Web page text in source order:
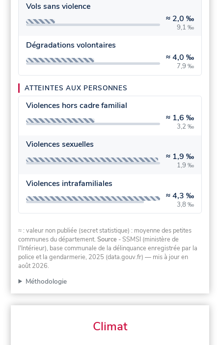
Vols sans violence
≈ 2,0 ‰
9,1 ‰
Dégradations volontaires
≈4,0 ‰
7,9 ‰
ATTEINTES AUX PERSONNES
Violences hors cadre familial
≈ 1,6 ‰
3,2 ‰
Violences sexuelles
≈ 1,9 ‰
1,9 ‰
Violences intrafamiliales
≈4,3 ‰
3,8 ‰
≈ : valeur non publiée (secret statistique) : moyenne des petites
communes du département.Source - SSMSI (ministère de
l'Intérieur), base communale de la délinquance enregistrée par la
police et la gendarmerie, 2025 (data.gouv.fr) — mis à jour en
août 2026.
Méthodologie
Climat